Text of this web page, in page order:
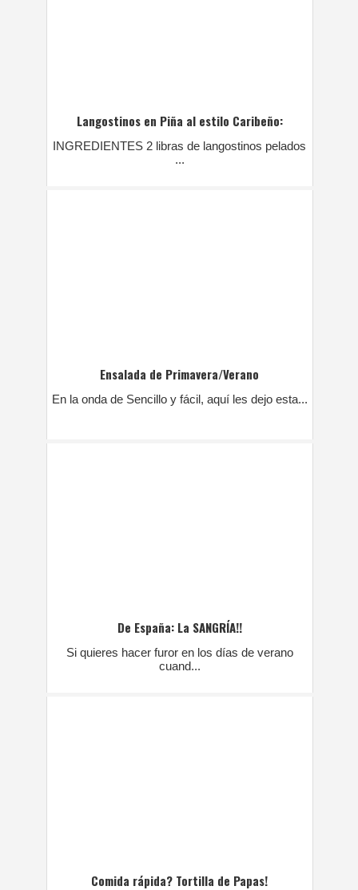
Langostinos en Piña al estilo Caribeño:
INGREDIENTES 2 libras de langostinos pelados
...
Ensalada de Primavera/Verano
En la onda de Sencillo y fácil, aquí les dejo esta...
De España: La SANGRÍA!!
Si quieres hacer furor en los días de verano
cuand...
Comida rápida? Tortilla de Papas!